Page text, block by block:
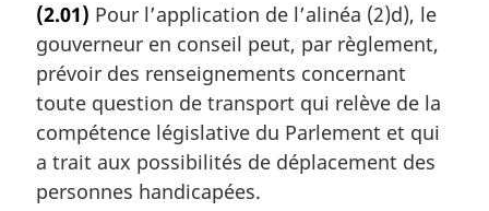
t
e
m
a
g
i
n
(2.01) Pour l’application de l’alinéa (2)d), le
gouverneur en conseil peut, par règlement,
prévoir des renseignements concernant
toute question de transport qui relève de la
compétence législative du Parlement et qui
a trait aux possibilités de déplacement des
personnes handicapées.